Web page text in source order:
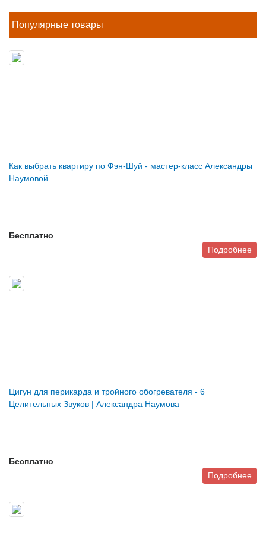
Популярные товары
Как выбрать квартиру по Фэн-Шуй - мастер-класс Александры
Наумовой
Бесплатно
Подробнее
Цигун для перикарда и тройного обогревателя - 6
Целительных Звуков | Александра Наумова
Бесплатно
Подробнее